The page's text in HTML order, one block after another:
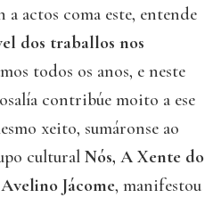
a actos coma este, entende
dos traballos nos
todos os anos, e neste
contribúe moito a ese
xeito, sumáronse ao
cultural Nós, A Xente do
Avelino Jácome, manifestou